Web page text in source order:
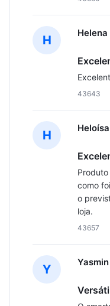
H
43643
H
como
o
loja.
43657
Y